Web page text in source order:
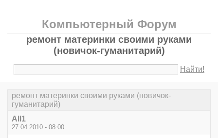
Компьютерный Форум
ремонт материнки своими руками
(новичок-гуманитарий)
Найти!
ремонт материнки своими руками (новичок-
гуманитарий)
All1
27.04.2010 - 08:00